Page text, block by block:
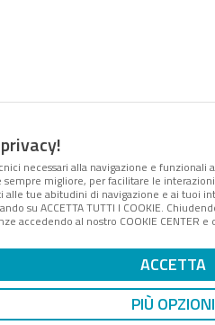
necessari alla navigazione e
sempre migliore, per facilitare le
tue abitudini di navigazione e ai tuoi
su ACCETTA TUTTI I COOKIE.
accedendo al nostro COOKIE
ACCETTA
PIÙ OPZIONI